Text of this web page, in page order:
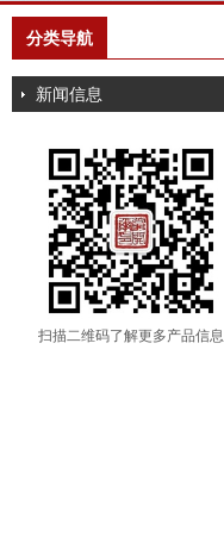
分类导航
新闻信息
扫描二维码了解更多产品信息